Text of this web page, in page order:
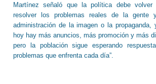
Martínez señaló que la política debe volver
resolver los problemas reales de la
administración de la imagen o la propaganda,
hoy hay más anuncios, más promoción y más
pero la población sigue esperando
problemas que enfrenta cada día”.